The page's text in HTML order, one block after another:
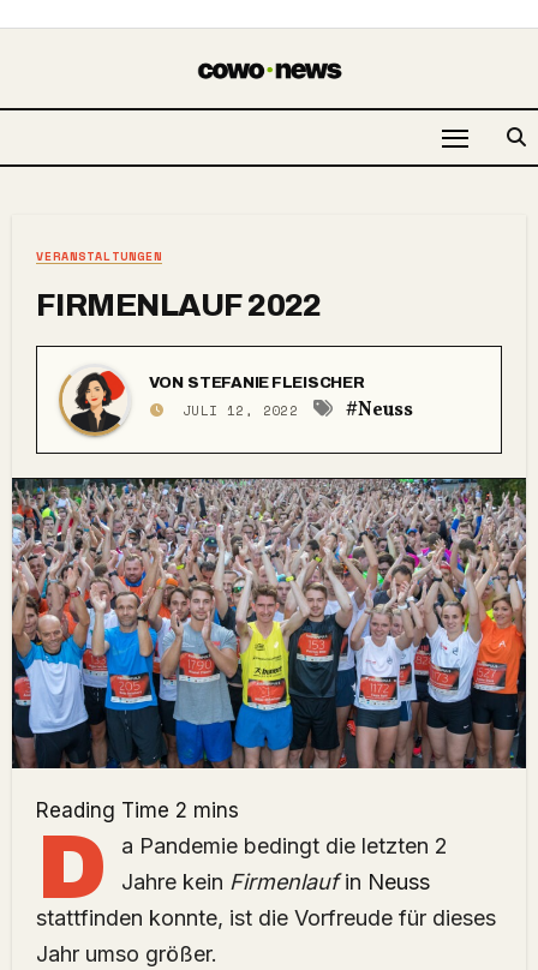
VERANSTALTUNGEN
FIRMENLAUF 2022
VON STEFANIE FLEISCHER
JULI 12, 2022 #Neuss
D
a Pandemie bedingt die letzten 2
Jahre kein Firmenlaufin Neuss
stattfinden konnte, ist die Vorfreude für dieses
Jahr umso größer.